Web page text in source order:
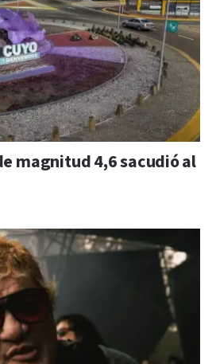
magnitud 4,6 sacudió al